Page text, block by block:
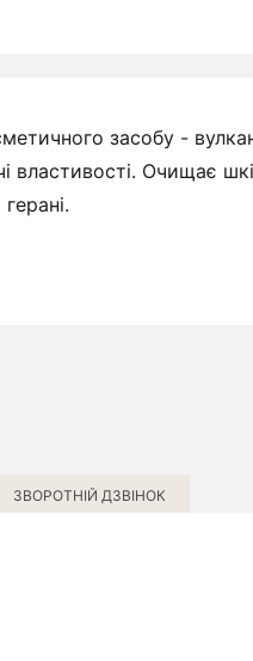
засобу -
властивості. Очищає
ЗВОРОТНІЙ ДЗВІНОК